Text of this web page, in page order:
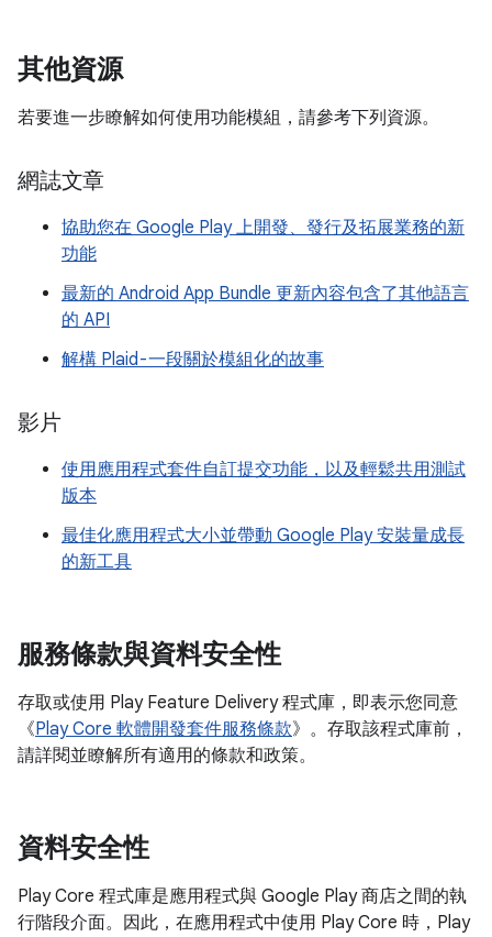
其他資源
若要進一步瞭解如何使用功能模組，請參考下列資源。
網誌文章
協助您在 Google Play 上開發、發行及拓展業務的新
功能
最新的 Android App Bundle 更新內容包含了其他語言
的 API
解構 Plaid - 一段關於模組化的故事
影片
使用應用程式套件自訂提交功能，以及輕鬆共用測試
版本
最佳化應用程式大小並帶動 Google Play 安裝量成長
的新工具
服務條款與資料安全性
存取或使用 Play Feature Delivery 程式庫，即表示您同意
《Play Core 軟體開發套件服務條款》。存取該程式庫前，
請詳閱並瞭解所有適用的條款和政策。
資料安全性
Play Core 程式庫是應用程式與 Google Play 商店之間的執
行階段介面。因此，在應用程式中使用 Play Core 時，Play